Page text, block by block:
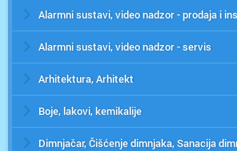
Alarmni sustavi, video nadzor - prodaja i
Alarmni sustavi, video nadzor - servis
Arhitektura, Arhitekt
Boje, lakovi, kemikalije
Dimnjačar, Čišćenje dimnjaka, Sanacija